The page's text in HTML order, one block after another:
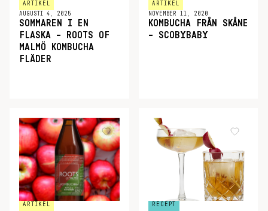
ARTIKEL
AUGUSTI 4, 2025
SOMMAREN I EN
FLASKA – ROOTS OF
MALMÖ KOMBUCHA
FLÄDER
ARTIKEL
NOVEMBER 11, 2020
KOMBUCHA FRÅN SKÅNE
– SCOBYBABY
ARTIKEL RECEPT